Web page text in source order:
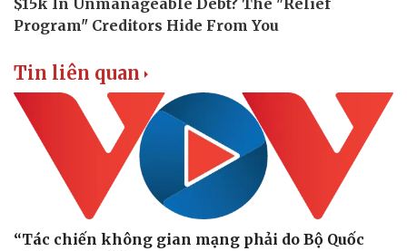
Tin liên quan
“Tác chiến không gian mạng phải do Bộ Quốc